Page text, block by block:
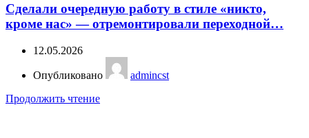
Сделали очередную работу в стиле «никто,
кроме нас» — отремонтировали переходной…
12.05.2026
Опубликовано
admincst
Продолжить чтение